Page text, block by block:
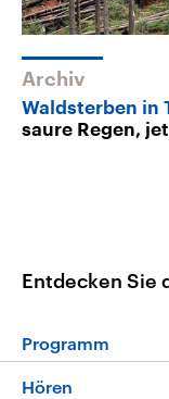
Archiv
Waldsterben in
saure Regen,
Entdecken Sie
Programm
Programm
Hören